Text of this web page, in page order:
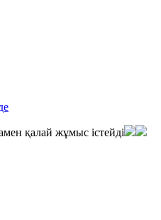
қалай жұмыс істейді